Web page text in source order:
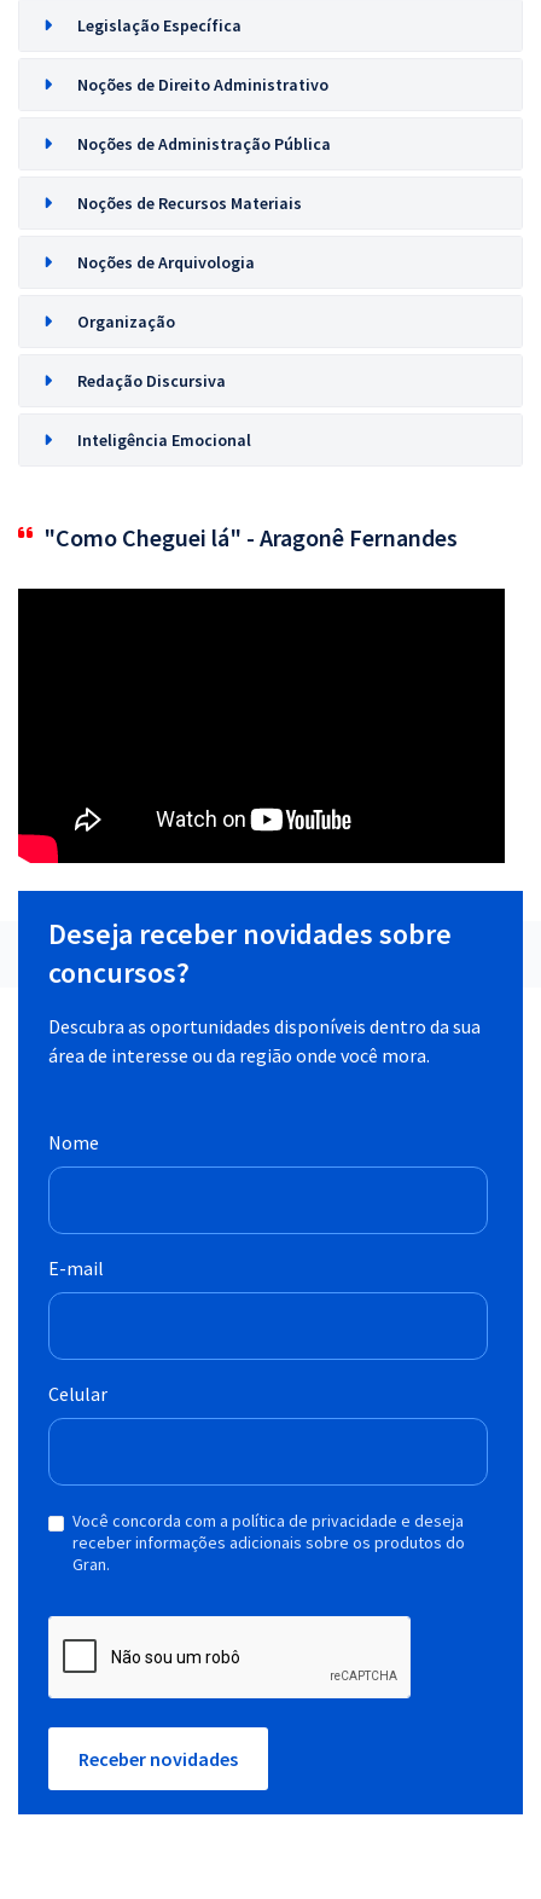
Legislação Específica
Noções de Direito Administrativo
Noções de Administração Pública
Noções de Recursos Materiais
Noções de Arquivologia
Organização
Redação Discursiva
Inteligência Emocional
"Como Cheguei lá" - Aragonê Fernandes
Deseja receber novidades sobre
concursos?
Descubra as oportunidades disponíveis dentro da sua
área de interesse ou da região onde você mora.
Nome
E-mail
Celular
Você concorda com a política de privacidade e deseja
receber informações adicionais sobre os produtos do
Gran.
Receber novidades